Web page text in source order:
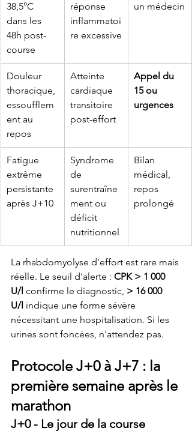
38,5°C
dans les
48h post-
course
réponse
inflammatoi
re excessive
un médecin
Douleur
thoracique,
essoufflem
ent au
repos
Atteinte
cardiaque
transitoire
post-effort
Appel du
15 ou
urgences
Fatigue
extrême
persistante
après J+10
Syndrome
de
surentraîne
ment ou
déficit
nutritionnel
Bilan
médical,
repos
prolongé
La rhabdomyolyse d'effort est rare mais
réelle. Le seuil d'alerte : CPK > 1 000
U/l confirme le diagnostic, > 16 000
U/l indique une forme sévère
nécessitant une hospitalisation. Si les
urines sont foncées, n'attendez pas.
Protocole J+0 à J+7 : la
première semaine après le
marathon
J+0 - Le jour de la course